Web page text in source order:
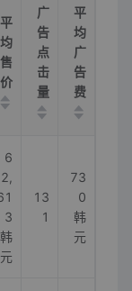
平
均
售
价
广
告
点
击
量
平
均
广
告
费
6
2,
3
韩
元
13
1
73
0
韩
元